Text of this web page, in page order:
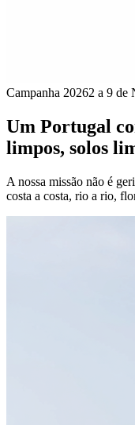
Campanha 20262 a 9 de
Um Portugal
limpos, solos
A nossa missão não é
costa a costa, rio a rio,